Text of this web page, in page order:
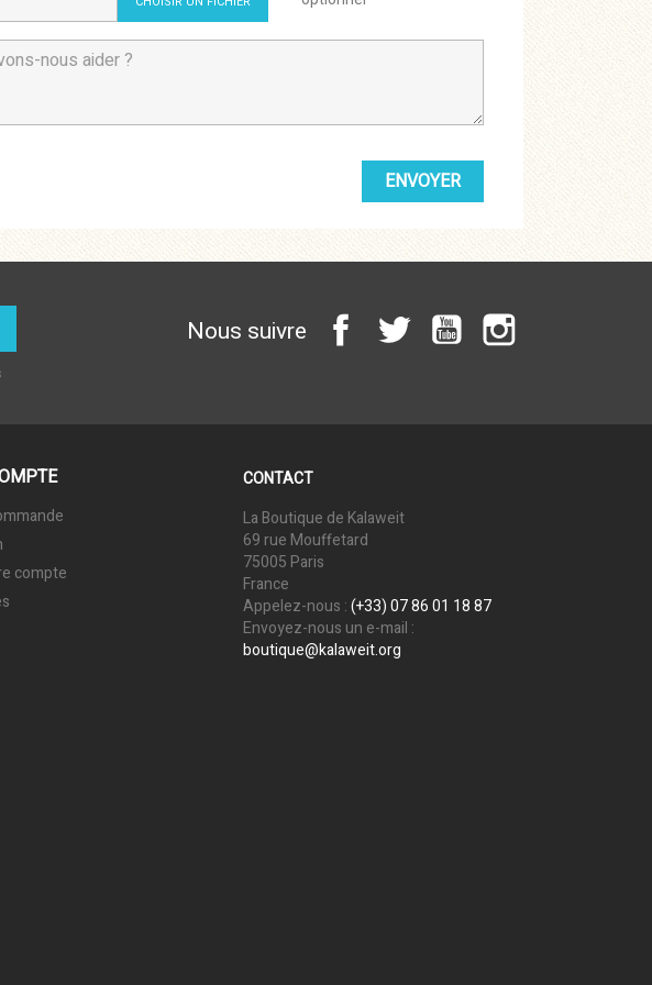
FacebookTwitter YouTube
compte
La Boutique de Kalaweit
69 rue Mouffetard
75005 Paris
France
Appelez-nous :(+33) 07 86 01 18 87
Envoyez-nous un e-mail :
boutique@kalaweit.org